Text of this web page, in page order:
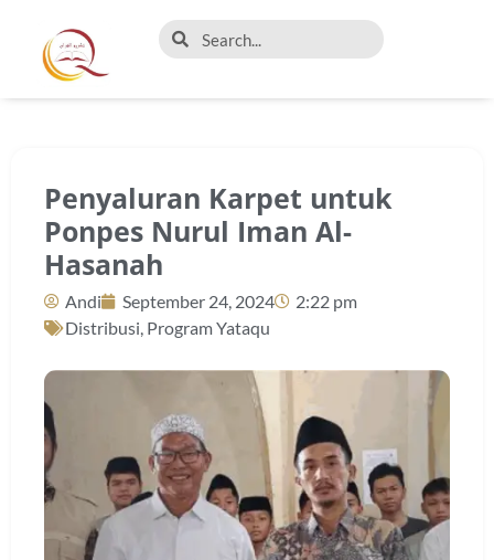
Penyaluran Karpet untuk
Ponpes Nurul Iman Al-
Hasanah
Andi September 24, 2024
2:22 pm
Distribusi, Program Yataqu